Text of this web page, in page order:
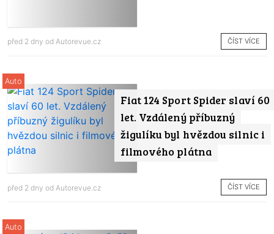
před 2 dny od Autorevue.cz ČÍST VÍCE
Fiat 124 Sport Spider slaví 60
let. Vzdálený příbuzný
žigulíku byl hvězdou silnic i
filmového plátna
Auto
před 2 dny od Autorevue.cz ČÍST VÍCE
Auto